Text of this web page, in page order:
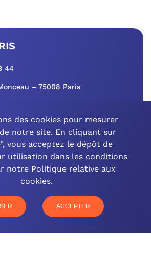
44
– 75008 Paris
NOUS
EST
Douce – 51480 Damery
NOUS
des cookies pour mesurer
notre site. En cliquant sur
vous acceptez le dépôt de
utilisation dans les conditions
notre Politique relative aux
cookies.
ACCEPTER